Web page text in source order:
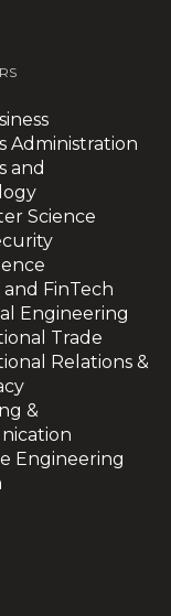
Administration
and
Science
and FinTech
Engineering
Trade
Relations &
&
Engineering